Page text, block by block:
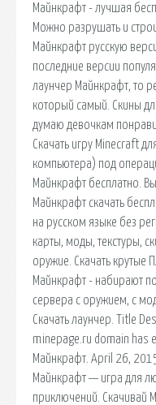
Майнкрафт - лучшая
Можно разрушать и
Майнкрафт русскую
последние версии
лаунчер Майнкрафт, то
который самый. Скины
думаю девочкам
Скачать игру Minecraft
компьютера) под
Майнкрафт бесплатно.
Майнкрафт скачать
на русском языке без
карты, моды, текстуры,
оружие. Скачать крутые
Майнкрафт - набирают
сервера с оружием, с
Скачать лаунчер. Title
minepage.ru domain has
Майнкрафт. April 26,
Майнкрафт — игра для
приключений. Скачивай